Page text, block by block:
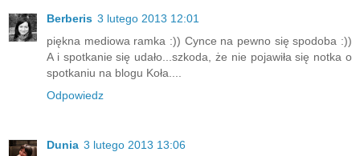
Berberis 3 lutego 2013 12:01
piękna mediowa ramka :)) Cynce na pewno się spodoba :))
A i spotkanie się udało...szkoda, że nie pojawiła się notka o
spotkaniu na blogu Koła....
Odpowiedz
Dunia 3 lutego 2013 13:06